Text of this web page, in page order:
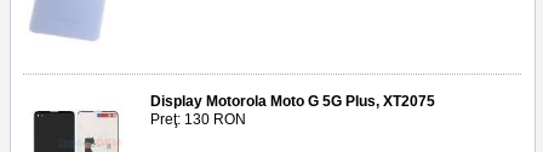
Display Motorola Moto G 5G Plus, XT2075
Preţ: 130 RON